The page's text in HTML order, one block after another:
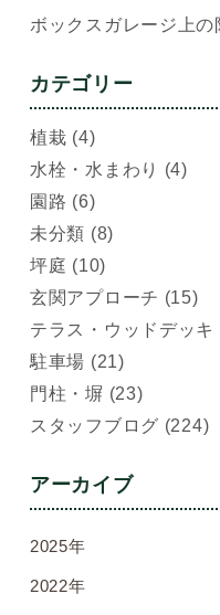
ボックスガレージ上の
カテゴリー
植栽 (4)
水栓・水まわり (4)
園路 (6)
未分類 (8)
坪庭 (10)
玄関アプローチ (15)
テラス・ウッドデッキ
駐車場 (21)
門柱・塀 (23)
スタッフブログ (224)
アーカイブ
2025年
2022年